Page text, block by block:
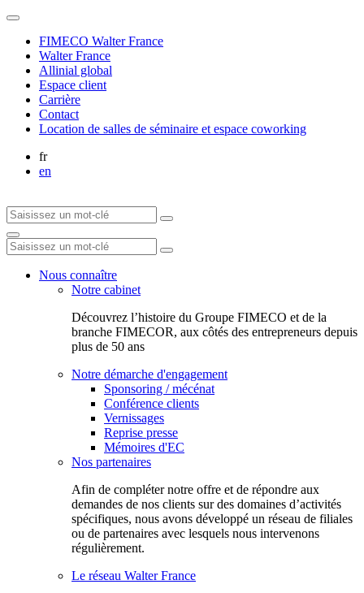
FIMECO Walter France
Walter France
Allinial global
Espace client
Carrière
Contact
Location de salles de séminaire et espace coworking
fr
en
Nous connaître
Notre cabinet
Découvrez l’histoire du Groupe FIMECO et de la
branche FIMECOR, aux côtés des entrepreneurs depuis
plus de 50 ans
Notre démarche d'engagement
Sponsoring / mécénat
Conférence clients
Vernissages
Reprise presse
Mémoires d'EC
Nos partenaires
Afin de compléter notre offre et de répondre aux
demandes de nos clients sur des domaines d’activités
spécifiques, nous avons développé un réseau de filiales
ou de partenaires avec lesquels nous intervenons
régulièrement.
Le réseau Walter France